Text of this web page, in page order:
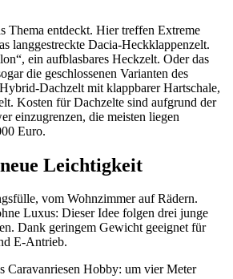
Thema entdeckt. Hier treffen Extreme
lang­ge­streckte Dacia-Heck­klap­pen­zelt.
ein aufblas­bares Heck­zelt. Oder das
die geschlos­senen Vari­anten des
Dach­zelt mit klapp­barer Hart­schale,
Kosten für Dach­zelte sind aufgrund der
einzu­grenzen, die meisten liegen
Euro.
Leich­tig­keit
vom Wohn­zimmer auf Rädern.
Luxus: Dieser Idee folgen drei junge
Dank geringem Gewicht geeignet für
E‑Antrieb.
Cara­v­an­riesen Hobby: um vier Meter